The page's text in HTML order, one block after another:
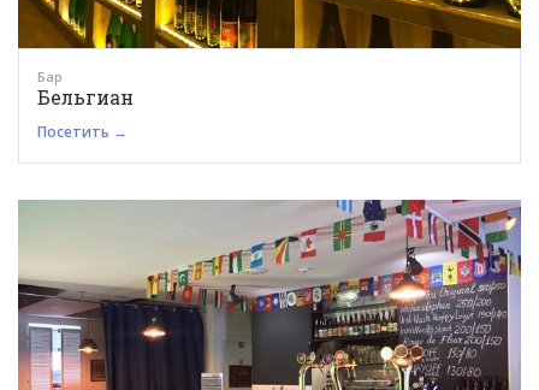
Бар
Бельгиан
Посетить →